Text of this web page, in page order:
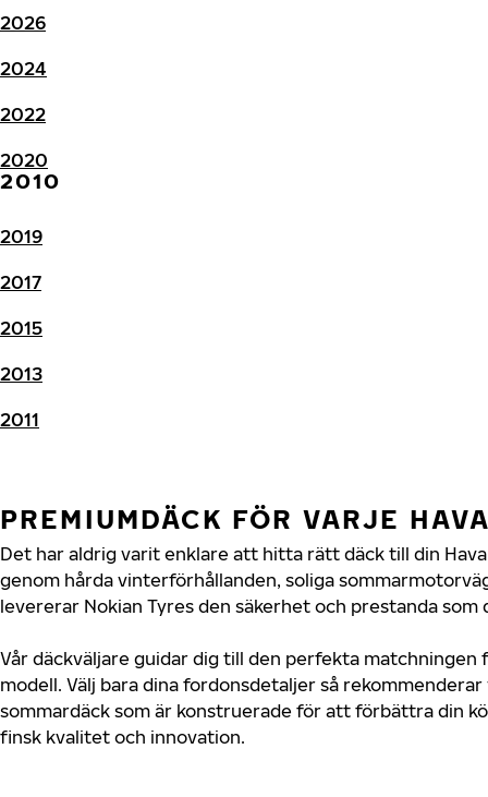
2026
2024
2022
2020
2010
2019
2017
2015
2013
2011
PREMIUMDÄCK FÖR VARJE
Det har aldrig varit enklare att hitta rätt däck till din
genom hårda vinterförhållanden, soliga
levererar Nokian Tyres den säkerhet och prestanda som
Vår däckväljare guidar dig till den perfekta matchningen
modell. Välj bara dina fordonsdetaljer så
sommardäck som är konstruerade för att förbättra din
finsk kvalitet och innovation.